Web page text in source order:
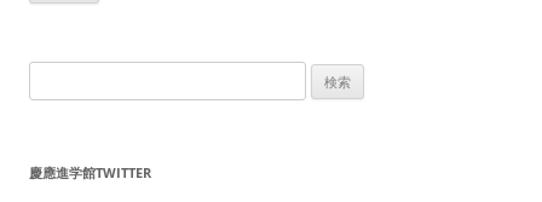
索:
慶應進学館TWITTER